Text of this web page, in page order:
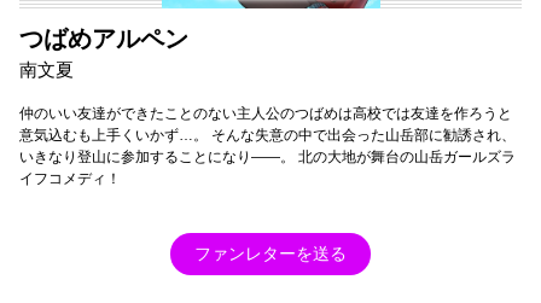
つばめアルペン
南文夏
仲のいい友達ができたことのない主人公のつばめは高校では友達を作ろうと
意気込むも上手くいかず…。 そんな失意の中で出会った山岳部に勧誘され、
いきなり登山に参加することになり――。 北の大地が舞台の山岳ガールズラ
イフコメディ！
ファンレターを送る